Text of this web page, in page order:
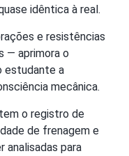
idêntica à real.
e resistências
— aprimora o
estudante a
mecânica.
o registro de
de frenagem e
analisadas para